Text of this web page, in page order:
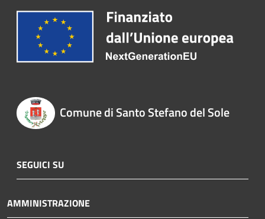
Comune di Santo Stefano del Sole
SEGUICI SU
AMMINISTRAZIONE